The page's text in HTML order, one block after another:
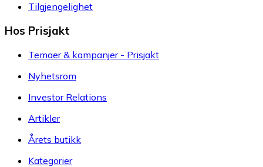
Tilgjengelighet
Hos Prisjakt
Temaer & kampanjer - Prisjakt
Nyhetsrom
Investor Relations
Artikler
Årets butikk
Kategorier